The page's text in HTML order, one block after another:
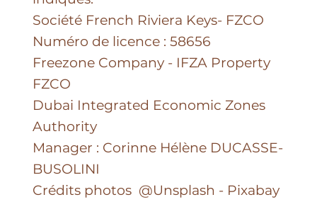
Société French Riviera Keys- FZCO
Numéro de licence : 58656
Freezone Company - IFZA Property
FZCO
Dubai Integrated Economic Zones
Authority
Manager : Corinne Hélène DUCASSE-
BUSOLINI
Crédits photos @Unsplash - Pixabay